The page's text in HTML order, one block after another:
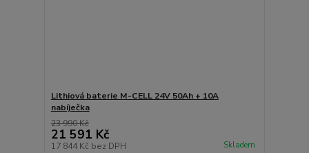
Lithiová baterie M-CELL 24V 50Ah + 10A
nabíječka
23 990 Kč
21 591 Kč
17 844 Kč bez DPH Skladem